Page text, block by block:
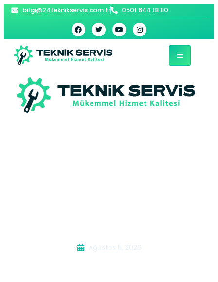
bilgi@24teknikservis.com.tr 0501 644 18 80
Ağustos 5, 2026